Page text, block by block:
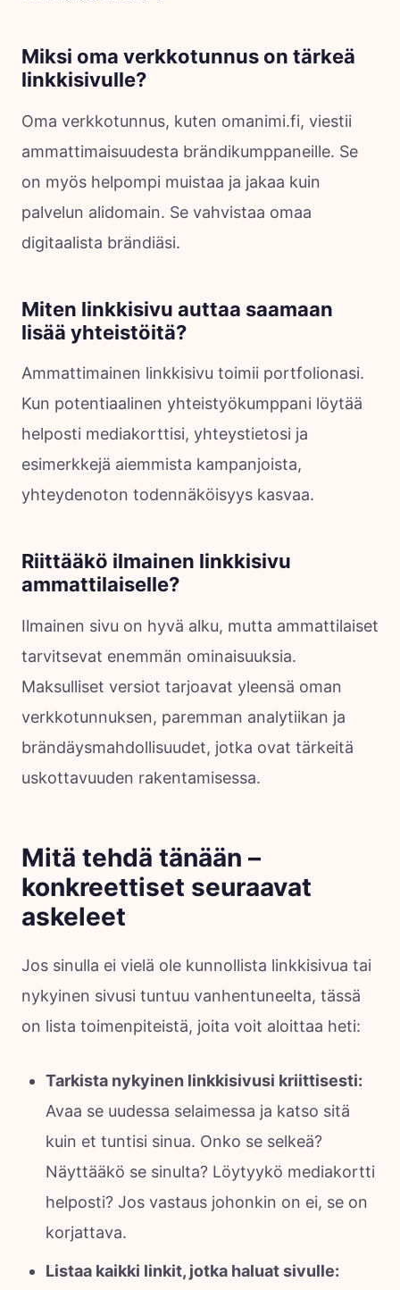
Miksi oma verkkotunnus on tärkeä
linkkisivulle?
Oma verkkotunnus, kuten omanimi.fi, viestii
ammattimaisuudesta brändikumppaneille. Se
on myös helpompi muistaa ja jakaa kuin
palvelun alidomain. Se vahvistaa omaa
digitaalista brändiäsi.
Miten linkkisivu auttaa saamaan
lisää yhteistöitä?
Ammattimainen linkkisivu toimii portfolionasi.
Kun potentiaalinen yhteistyökumppani löytää
helposti mediakorttisi, yhteystietosi ja
esimerkkejä aiemmista kampanjoista,
yhteydenoton todennäköisyys kasvaa.
Riittääkö ilmainen linkkisivu
ammattilaiselle?
Ilmainen sivu on hyvä alku, mutta ammattilaiset
tarvitsevat enemmän ominaisuuksia.
Maksulliset versiot tarjoavat yleensä oman
verkkotunnuksen, paremman analytiikan ja
brändäysmahdollisuudet, jotka ovat tärkeitä
uskottavuuden rakentamisessa.
Mitä tehdä tänään –
konkreettiset seuraavat
askeleet
Jos sinulla ei vielä ole kunnollista linkkisivua tai
nykyinen sivusi tuntuu vanhentuneelta, tässä
on lista toimenpiteistä, joita voit aloittaa heti:
Tarkista nykyinen linkkisivusi kriittisesti:
Avaa se uudessa selaimessa ja katso sitä
kuin et tuntisi sinua. Onko se selkeä?
Näyttääkö se sinulta? Löytyykö mediakortti
helposti? Jos vastaus johonkin on ei, se on
korjattava.
Listaa kaikki linkit, jotka haluat sivulle: